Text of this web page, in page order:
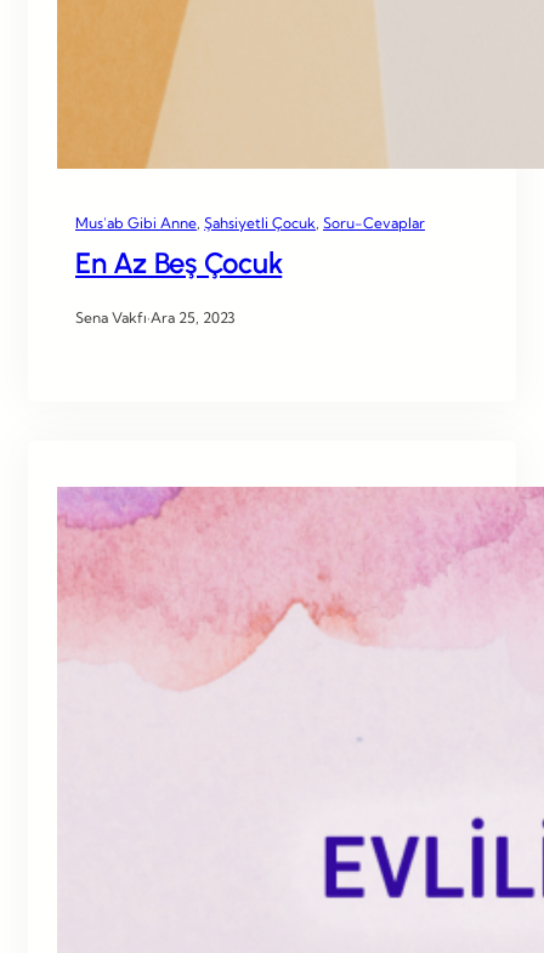
Mus’ab Gibi Anne Şahsiyetli Çocuk Soru-Cevaplar
En Az Beş Çocuk
Sena Vakfı·Ara 25, 2023